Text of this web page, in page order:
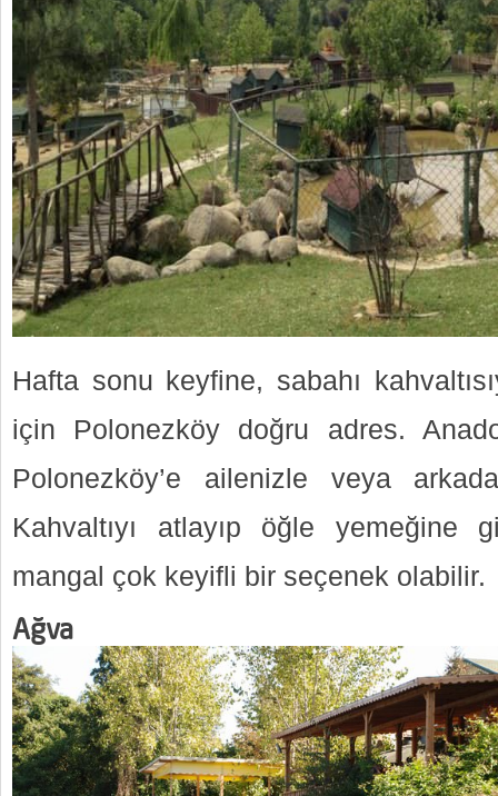
Hafta sonu keyfine, sabahı
için Polonezköy doğru adres.
Polonezköy’e ailenizle veya
Kahvaltıyı atlayıp öğle yemeğine
mangal çok keyifli bir seçenek olabilir.
Ağva